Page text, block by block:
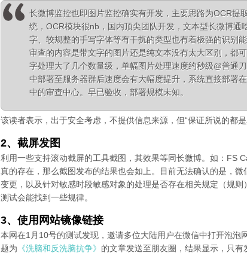
长微博监控也即图片监控确实有开发，主要思路为OCR提
统，OCR模块很nb，国内顶尖团队开发，文本型长微博通
字、较规整的手写字体等有干扰的类型也有着极强的识别
审查的内容是带文字的图片还是纯文本没有太大区别，都
字处理大了几个数量级，单幅图片处理速度约秒级@普通
中部署至服务器群后速度会有大幅度提升，系统直接部署
中的审查中心。早已验收，部署规模未知。
该读者表示，出于安全考虑，不提供信息来源，但“保证所说的都是
2、截屏发图
利用一些支持滚动截屏的工具截图，其效果等同长微博。如：FS
真的存在，那么截图发布的结果也会如上。目前无法确认的是，微
变更，以及针对敏感时段敏感对象的处理是否存在相关规定（规则
测试会能找到一些规律。
3、使用网站镜像链接
本网在1月10号的测试发现，邀请多位大陆用户在微信中打开泡泡
题为 《洗脑和反洗脑抗争》 的文章发送至朋友圈，结果显示，只有